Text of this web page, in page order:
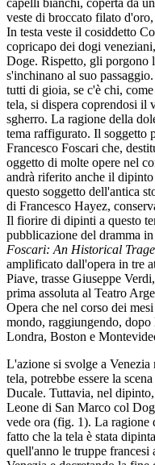
veste di broccato filato
In testa veste il cosiddetto
copricapo dei dogi
Doge. Rispetto, gli porgono
s'inchinano al suo
tutti di gioia, se c'è chi,
tela, si dispera coprendosi il
sgherro. La ragione della
tema raffigurato. Il soggetto
Francesco Foscari che,
oggetto di molte opere nel
andrà riferito anche il
questo soggetto dell'antica
di Francesco Hayez,
Il fiorire di dipinti a questo
pubblicazione del dramma
Foscari: An Historical
amplificato dall'opera in tre
Piave, trasse Giuseppe
prima assoluta al Teatro
Opera che nel corso dei
mondo, raggiungendo,
Londra, Boston e
L'azione si svolge a
tela, potrebbe essere la
Ducale. Tuttavia, nel dipinto,
Leone di San Marco col
vede ora (fig. 1). La ragione
fatto che la tela è stata
quell'anno le truppe francesi